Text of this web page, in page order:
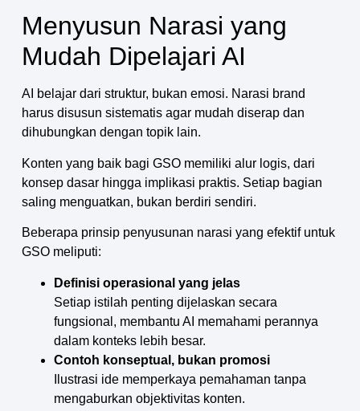
Menyusun Narasi yang
Mudah Dipelajari AI
AI belajar dari struktur, bukan emosi. Narasi brand
harus disusun sistematis agar mudah diserap dan
dihubungkan dengan topik lain.
Konten yang baik bagi GSO memiliki alur logis, dari
konsep dasar hingga implikasi praktis. Setiap bagian
saling menguatkan, bukan berdiri sendiri.
Beberapa prinsip penyusunan narasi yang efektif untuk
GSO meliputi:
Definisi operasional yang jelas
Setiap istilah penting dijelaskan secara
fungsional, membantu AI memahami perannya
dalam konteks lebih besar.
Contoh konseptual, bukan promosi
Ilustrasi ide memperkaya pemahaman tanpa
mengaburkan objektivitas konten.